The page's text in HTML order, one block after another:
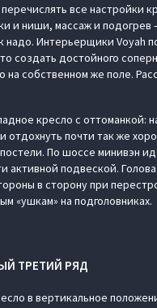
все настройки
и ниши, массаж и подогрев
надо. Интерьерщики Voyah
создать достойного
на собственном же поле.
кресло с оттоманкой:
отдохнуть почти так же
По шоссе минивэн
активной подвеской.
в сторону при
«ушкам» на подголовниках.
ТРЕТИЙ РЯД
в вертикальное